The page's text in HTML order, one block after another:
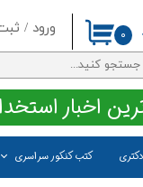
ورود /
حساب
تغییر
سفارشات
خروج از
کتب کنکور سراسری
۰
اخبار